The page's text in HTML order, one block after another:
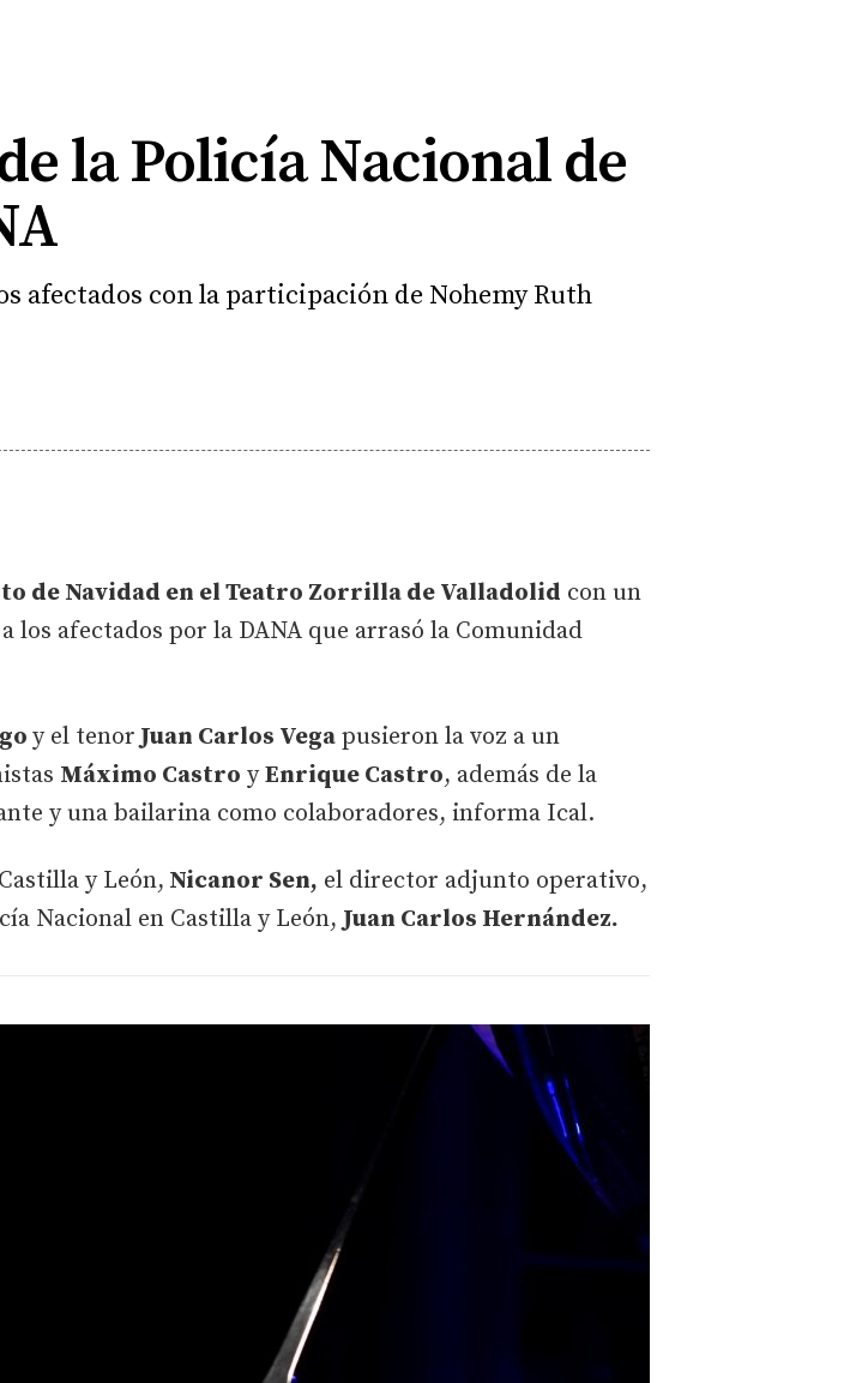
la Policía Nacional de
afectados con la participación de Nohemy Ruth
de Navidad en el Teatro Zorrilla de Valladolid con un
afectados por la DANA que arrasó la Comunidad
y el tenor Juan Carlos Vega pusieron la voz a un
Máximo Castro yEnrique Castro, además de la
y una bailarina como colaboradores, informa Ical.
y León, Nicanor Sen, el director adjunto operativo,
Nacional en Castilla y León, Juan Carlos Hernández.